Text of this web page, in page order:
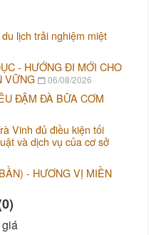
lịch trải nghiệm miệt
- HƯỚNG ĐI MỚI CHO
VỮNG
06/08/2026
ĐẬM ĐÀ BỮA CƠM
Vinh đủ điều kiện tối
và dịch vụ của cơ sở
- HƯƠNG VỊ MIỀN
0)